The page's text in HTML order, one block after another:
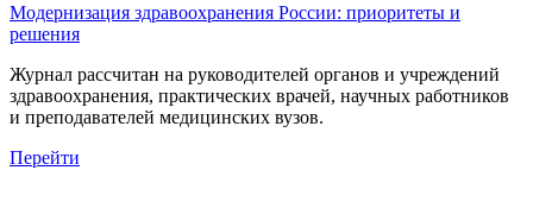
Модернизация здравоохранения России: приоритеты и
решения
Журнал рассчитан на руководителей органов и учреждений
здравоохранения, практических врачей, научных работников
и преподавателей медицинских вузов.
Перейти